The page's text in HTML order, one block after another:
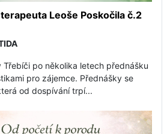
Leoše Poskočila č.2
po několika letech přednášku
pro zájemce. Přednášky se
od dospívání trpí...